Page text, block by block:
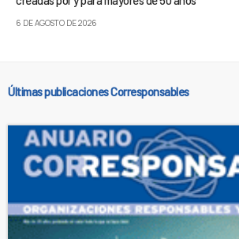
6 DE AGOSTO DE 2026
Últimas publicaciones Corresponsables